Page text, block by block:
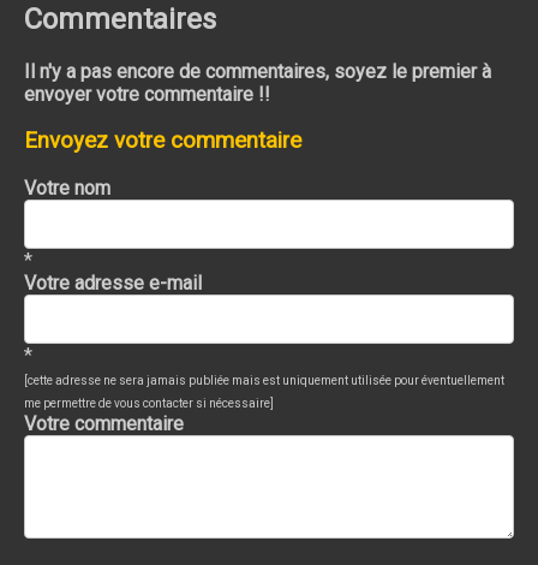
Commentaires
Il n'y a pas encore de commentaires, soyez le premier à
envoyer votre commentaire !!
Envoyez votre commentaire
Votre nom
*
Votre adresse e-mail
*
[cette adresse ne sera jamais publiée mais est uniquement utilisée pour éventuellement
me permettre de vous contacter si nécessaire]
Votre commentaire